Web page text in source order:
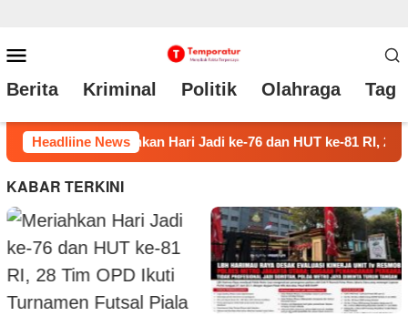
ke
konten
Mobile
Berita Kriminal Politik Olahraga Tag
Headliine News
28 Tim OPD Ikuti Turnamen Futsal Piala Bupati Bekasi 2026
KABAR TERKINI